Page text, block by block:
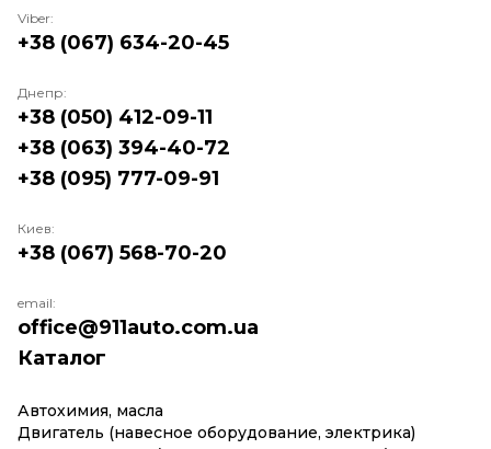
Каталог
Автохимия, масла
Двигатель (навесное оборудование, электрика)
Viber:
+38 (067) 634-20-45
Днепр:
+38 (050) 412-09-11
+38 (063) 394-40-72
+38 (095) 777-09-91
Киев:
+38 (067) 568-70-20
email:
office@911auto.com.ua